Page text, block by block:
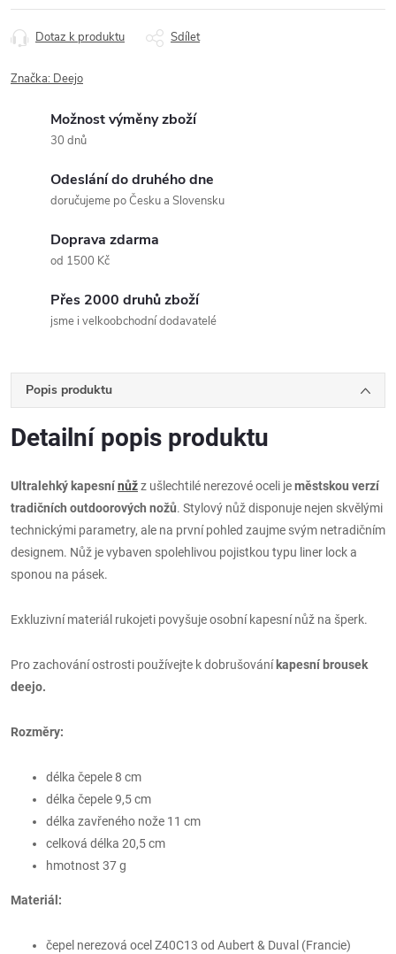
Dotaz k produktu Sdílet
Značka: Deejo
Možnost výměny zboží
30 dnů
Odeslání do druhého dne
doručujeme po Česku a Slovensku
Doprava zdarma
od 1500 Kč
Přes 2000 druhů zboží
jsme i velkoobchodní dodavatelé
Popis produktu
Detailní popis produktu
Ultralehký kapesnínůžz ušlechtilé nerezové oceli jeměstskou verzí
tradičních outdoorových nožů. Stylový nůž disponuje nejen skvělými
technickými parametry, ale na první pohled zaujme svým netradičním
designem. Nůž je vybaven spolehlivou pojistkou typu liner lock a
sponou na pásek.
Exkluzivní materiál rukojeti povyšuje osobní kapesní nůž na šperk.
Pro zachování ostrosti používejte k dobrušování kapesní brousek
deejo.
Rozměry:
délka čepele 8 cm
délka čepele 9,5 cm
délka zavřeného nože 11 cm
celková délka 20,5 cm
hmotnost 37 g
Materiál:
čepel nerezová ocel Z40C13 od Aubert & Duval (Francie)